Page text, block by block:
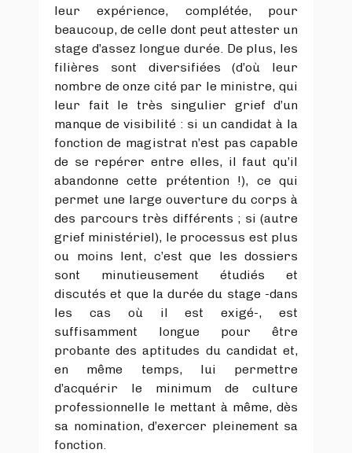
leur expérience, complétée, pour
beaucoup, de celle dont peut attester un
stage d’assez longue durée. De plus, les
filières sont diversifiées (d’où leur
nombre de onze cité par le ministre, qui
leur fait le très singulier grief d’un
manque de visibilité : si un candidat à la
fonction de magistrat n’est pas capable
de se repérer entre elles, il faut qu’il
abandonne cette prétention !), ce qui
permet une large ouverture du corps à
des parcours très différents ; si (autre
grief ministériel), le processus est plus
ou moins lent, c’est que les dossiers
sont minutieusement étudiés et
discutés et que la durée du stage -dans
les cas où il est exigé-, est
suffisamment longue pour être
probante des aptitudes du candidat et,
en même temps, lui permettre
d’acquérir le minimum de culture
professionnelle le mettant à même, dès
sa nomination, d’exercer pleinement sa
fonction.